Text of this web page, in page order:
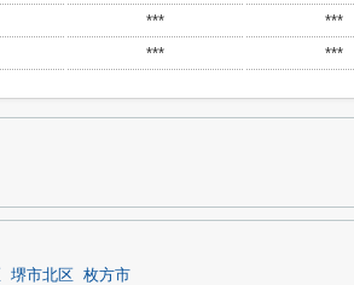
*** ***
*** ***
堺市北区 枚方市